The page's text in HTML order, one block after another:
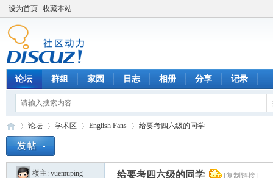
设为首页 收藏本站
论坛 群组 家园 日志 相册 分享 记录
论坛 学术区 English Fans 给要考四六级的同学
楼主: yuemuping 给要考四六级的同学 [复制链接]